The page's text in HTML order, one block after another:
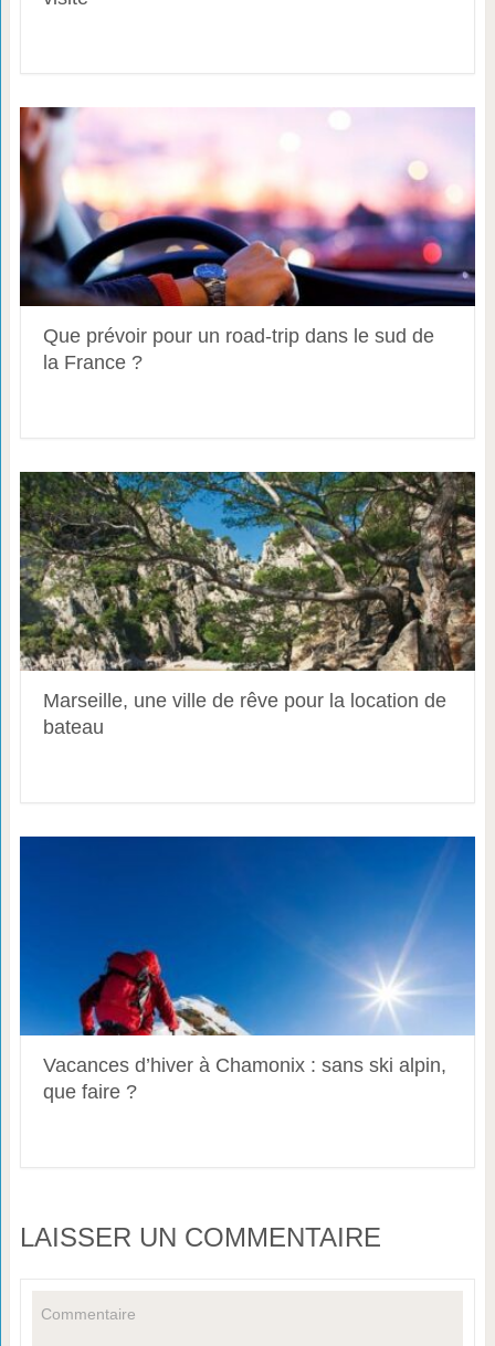
Que prévoir pour un road-trip dans le sud de
la France ?
Marseille, une ville de rêve pour la location de
bateau
Vacances d’hiver à Chamonix : sans ski alpin,
que faire ?
LAISSER UN COMMENTAIRE